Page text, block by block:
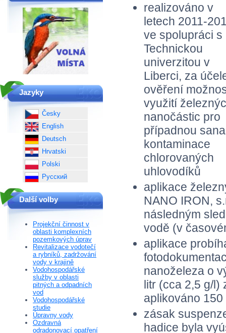
realizováno v
letech 2011-
ve spolupráci s
Technickou
univerzitou v
Liberci, za
ověření
využití
nanočástic pro
případnou
kontaminace
chlorovaných
uhlovodíků
aplikace
NANO IRON,
následným
vodě (v
aplikace
nanoželeza o
litr (cca 2,5 g/l)
aplikováno 150
zásak
hadice byla
Jazyky
Česky
English
Deutsch
Hrvatski
Polski
Русский
Další volby
Projekční činnost v
oblasti komplexních
pozemkových úprav
Revitalizace vodotečí
a rybníků, zadržování
vody v krajině
Vodohospodářské
služby v oblasti
pitných a odpadních
vod
Vodohospodářské
studie
Úpravny vody
Ozdravná
odradonovací opatření